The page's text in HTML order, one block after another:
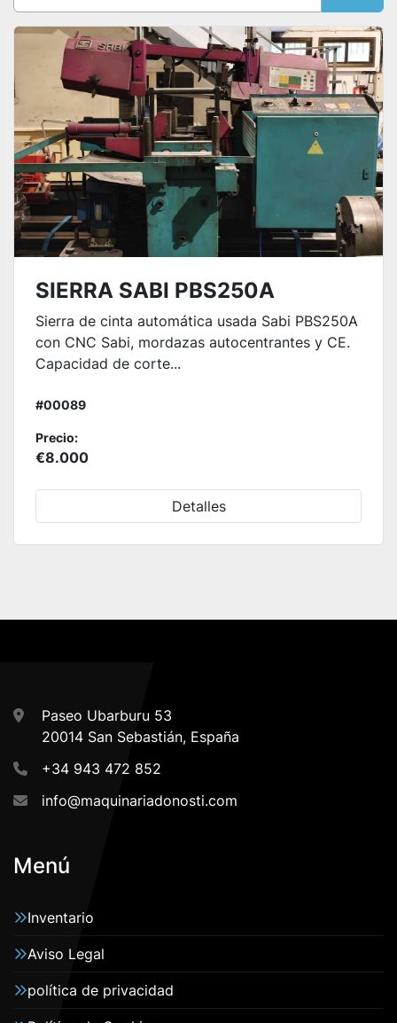
Ordenar por
SIERRA SABI PBS250A
Sierra de cinta automática usada Sabi PBS250A
con CNC Sabi, mordazas autocentrantes y CE.
Capacidad de corte...
#00089
Precio:
€8.000
Detalles
Paseo Ubarburu 53
20014 San Sebastián, España
+34 943 472 852
info@maquinariadonosti.com
Menú
Inventario
Aviso Legal
política de privacidad